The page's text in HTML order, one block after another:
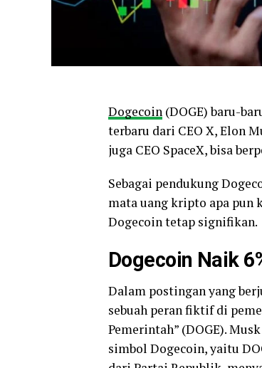
Dogecoin (DOGE) baru-
terbaru dari CEO X, Elon
juga CEO SpaceX, bisa
Sebagai pendukung
mata uang kripto apa pun
Dogecoin tetap signifikan.
Dogecoin Naik
Dalam postingan yang
sebuah peran fiktif di
Pemerintah” (DOGE).
simbol Dogecoin, yaitu